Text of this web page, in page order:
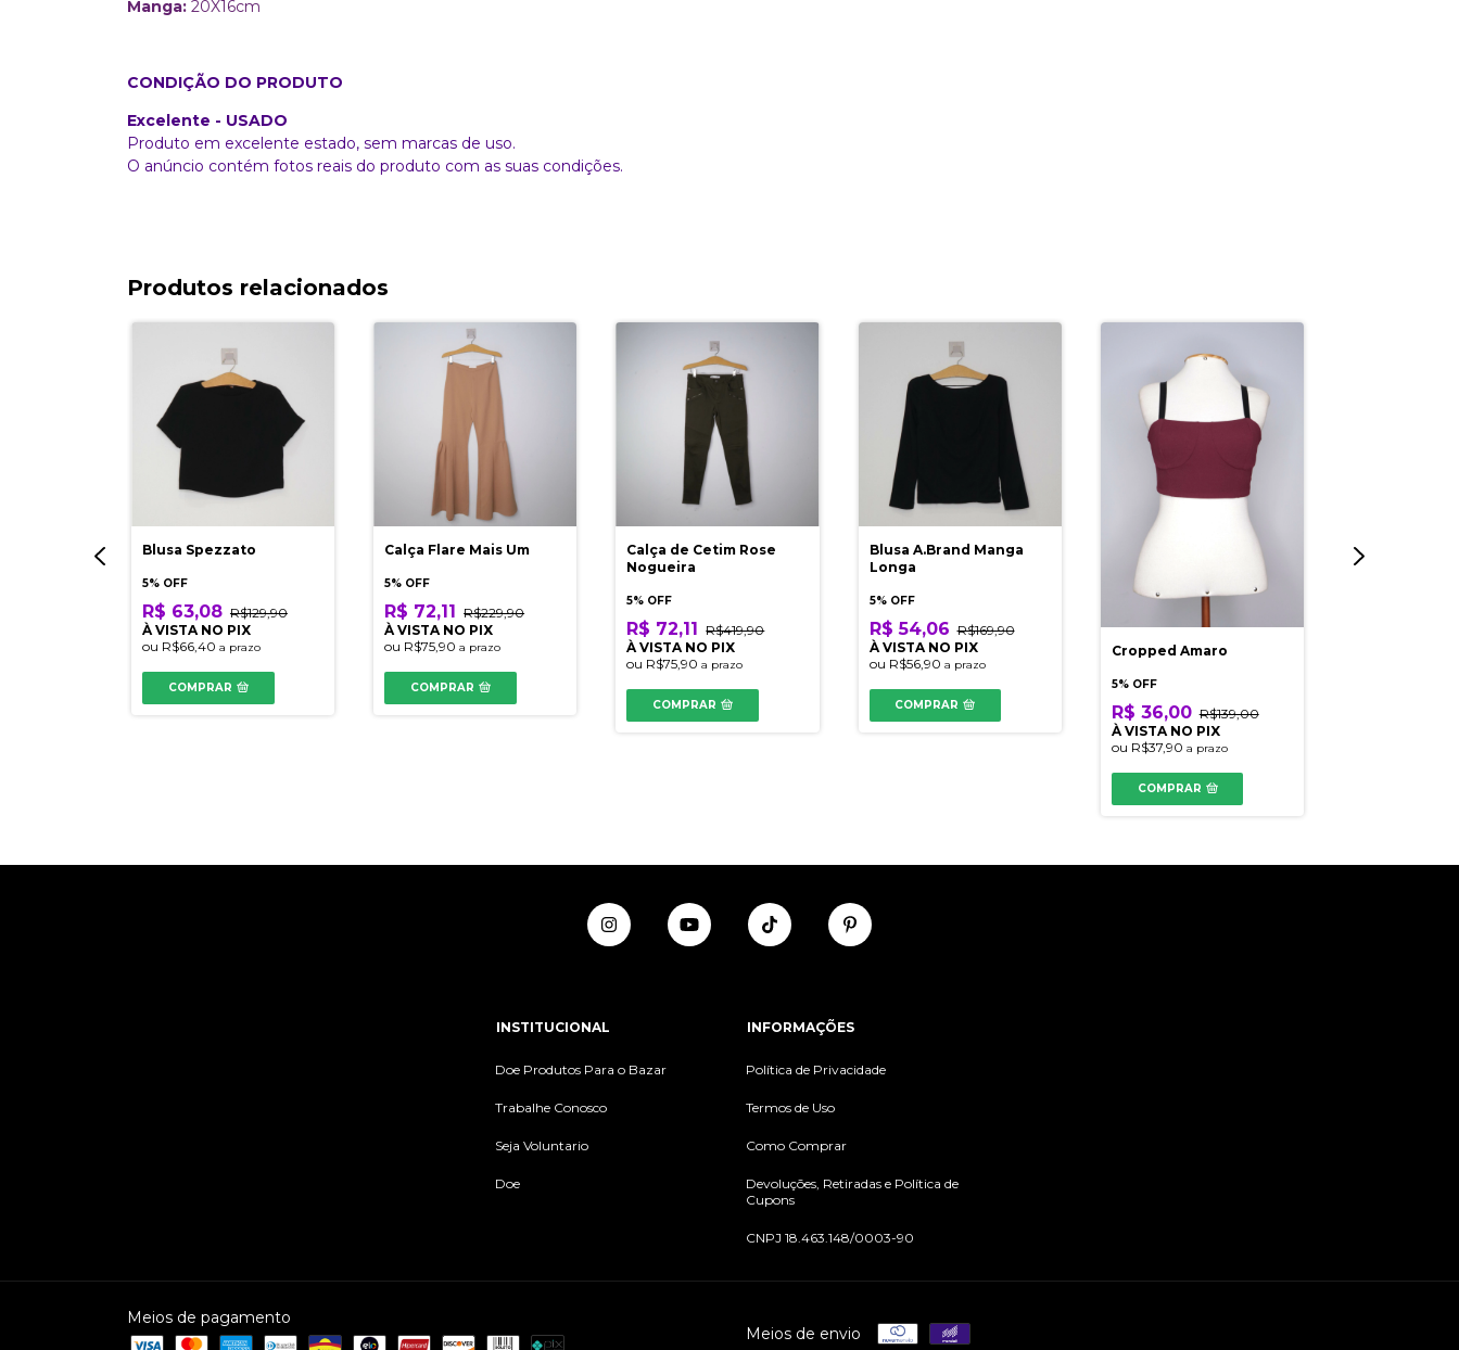
Manga: 20X16cm
CONDIÇÃO DO PRODUTO
Excelente - USADO
Produto em excelente estado, sem marcas de uso.
O anúncio contém fotos reais do produto com as suas condições.
Produtos relacionados
Blusa Spezzato
5% OFF
R$ 63,08 R$129,90
À VISTA NO PIX
ou R$66,40 a prazo
COMPRAR
Calça Flare Mais Um
5% OFF
R$ 72,11 R$229,90
À VISTA NO PIX
ou R$75,90a prazo
COMPRAR
Calça de Cetim Rose
Nogueira
5% OFF
R$ 72,11 R$419,90
À VISTA NO PIX
ou R$75,90a prazo
COMPRAR
Blusa A.Brand Manga
Longa
5% OFF
R$ 54,06 R$169,90
À VISTA NO PIX
ou R$56,90 a prazo
COMPRAR
Cropped Amaro
5% OFF
R$ 36,00 R$139,00
À VISTA NO PIX
ou R$37,90 a prazo
COMPRAR
INSTITUCIONAL
Doe Produtos Para o Bazar
Trabalhe Conosco
Seja Voluntario
Doe
INFORMAÇÕES
Política de Privacidade
Termos de Uso
Como Comprar
Devoluções, Retiradas e Política de
Cupons
CNPJ 18.463.148/0003-90
Meios de pagamento
Meios de envio